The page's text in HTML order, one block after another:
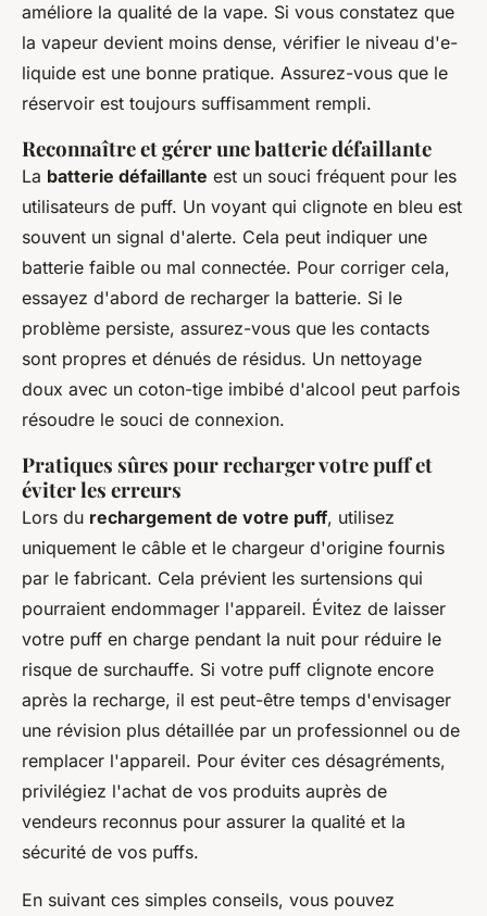
améliore la qualité de la vape. Si vous constatez que
la vapeur devient moins dense, vérifier le niveau d'e-
liquide est une bonne pratique. Assurez-vous que le
réservoir est toujours suffisamment rempli.
Reconnaître et gérer une batterie défaillante
La batterie défaillante est un souci fréquent pour les
utilisateurs de puff. Un voyant qui clignote en bleu est
souvent un signal d'alerte. Cela peut indiquer une
batterie faible ou mal connectée. Pour corriger cela,
essayez d'abord de recharger la batterie. Si le
problème persiste, assurez-vous que les contacts
sont propres et dénués de résidus. Un nettoyage
doux avec un coton-tige imbibé d'alcool peut parfois
résoudre le souci de connexion.
Pratiques sûres pour recharger votre puff et
éviter les erreurs
Lors du rechargement de votre puff, utilisez
uniquement le câble et le chargeur d'origine fournis
par le fabricant. Cela prévient les surtensions qui
pourraient endommager l'appareil. Évitez de laisser
votre puff en charge pendant la nuit pour réduire le
risque de surchauffe. Si votre puff clignote encore
après la recharge, il est peut-être temps d'envisager
une révision plus détaillée par un professionnel ou de
remplacer l'appareil. Pour éviter ces désagréments,
privilégiez l'achat de vos produits auprès de
vendeurs reconnus pour assurer la qualité et la
sécurité de vos puffs.
En suivant ces simples conseils, vous pouvez